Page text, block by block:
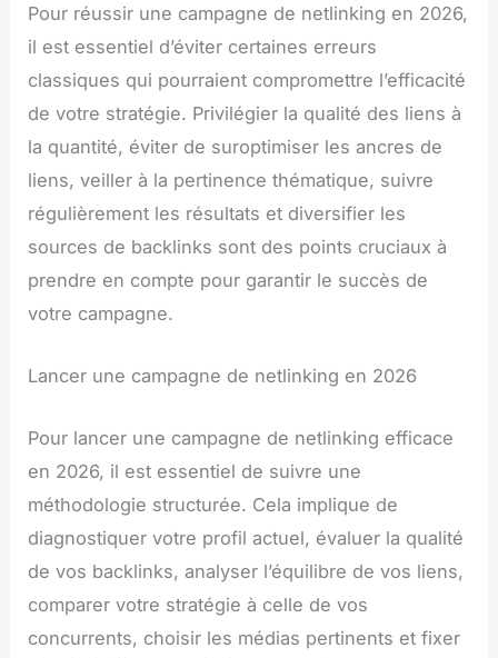
Pour réussir une campagne de netlinking en 2026,
il est essentiel d’éviter certaines erreurs
classiques qui pourraient compromettre l’efficacité
de votre stratégie. Privilégier la qualité des liens à
la quantité, éviter de suroptimiser les ancres de
liens, veiller à la pertinence thématique, suivre
régulièrement les résultats et diversifier les
sources de backlinks sont des points cruciaux à
prendre en compte pour garantir le succès de
votre campagne.
Lancer une campagne de netlinking en 2026
Pour lancer une campagne de netlinking efficace
en 2026, il est essentiel de suivre une
méthodologie structurée. Cela implique de
diagnostiquer votre profil actuel, évaluer la qualité
de vos backlinks, analyser l’équilibre de vos liens,
comparer votre stratégie à celle de vos
concurrents, choisir les médias pertinents et fixer